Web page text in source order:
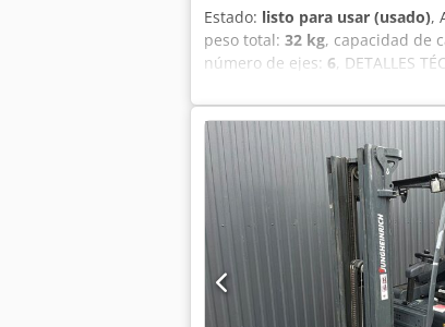
Estado: listo para usar (usado),
peso total: 32 kg, capacidad de
número de ejes: 6, DETALLES
Controlador: Yaskawa
fases, CA 380–440 V, 50/60 Hz
cortocircuito: 2,5 kA Tipo de
de robot Yaskawa YRC1000